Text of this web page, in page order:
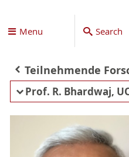
Menu Search
Teilnehmende
Prof. R. Bhardwaj,